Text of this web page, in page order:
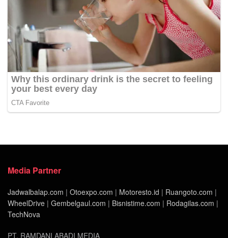
Media Partner
Jadwalbalap.com | Otoexpo.com | Motoresto.id | Ruangoto.com |
WheelDrive | Gembelgaul.com | Bisnistime.com | Rodagilas.com |
TechNova
PT. RAMDANI ABADI MEDIA